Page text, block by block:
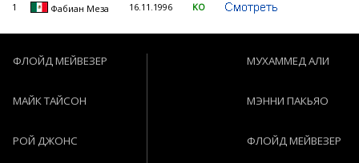
1 Фабиан Меза 16.11.1996 KO
ФЛОЙД МЕЙВЕЗЕР
МАЙК ТАЙСОН
РОЙ ДЖОНС
МУХАММЕД АЛИ
МЭННИ ПАКЬЯО
ФЛОЙД МЕЙВЕЗЕР